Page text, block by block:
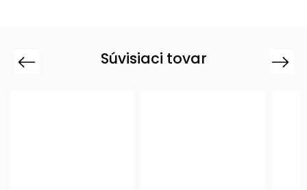
Súvisiaci tovar
Previous Next